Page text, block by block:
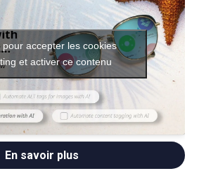
pour accepter les cookies
et activer ce contenu
En savoir plus